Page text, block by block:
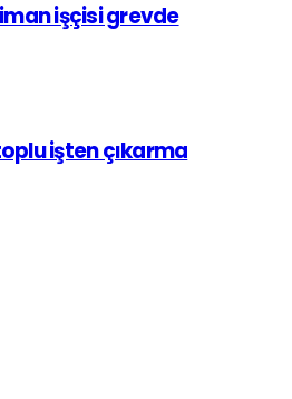
işçisi grevde
işten çıkarma